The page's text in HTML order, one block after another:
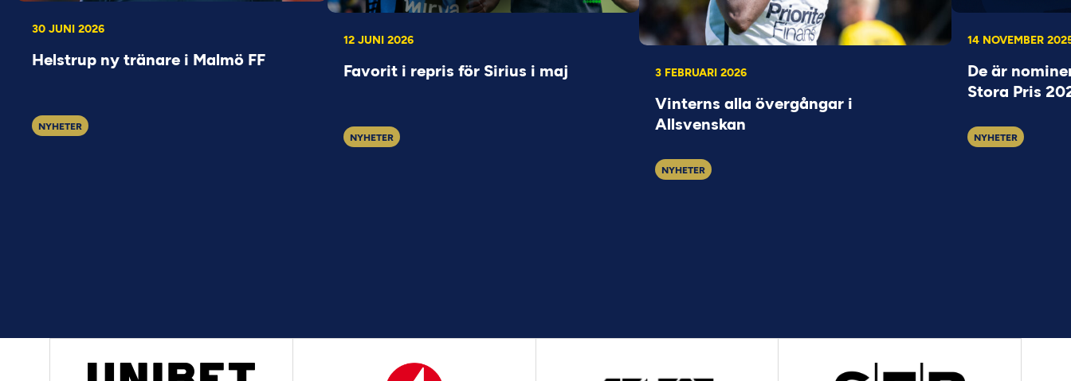
30 JUNI 2026
Helstrup ny tränare i Malmö FF
NYHETER
12 JUNI 2026
Favorit i repris för Sirius i maj
NYHETER
3 FEBRUARI 2026
Vinterns alla övergångar i
Allsvenskan
NYHETER
14 NOVEMBER
De är
Stora Pris
NYHETER